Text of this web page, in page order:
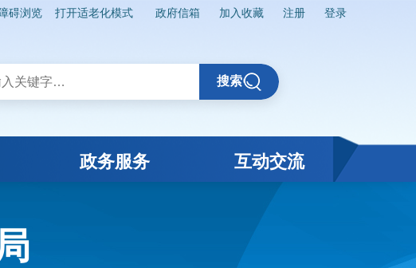
碍浏览 打开适老化模式 政府信箱 加入收藏 注册 登录
搜索
政务服务 互动交流